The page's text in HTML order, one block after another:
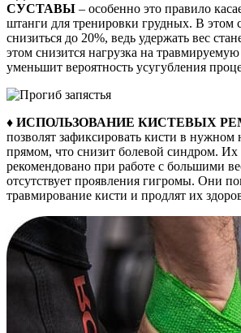
СУСТАВЫ – особенно это правило
штанги для тренировки грудных. В этом
снизиться до 20%, ведь удержать вес
этом снизится нагрузка на травмируемую
уменьшит вероятность усугубления
♦ ИСПОЛЬЗОВАНИЕ КИСТЕВЫХ
позволят зафиксировать кисти в нужном
прямом, что снизит болевой синдром. Их
рекомендовано при работе с большими
отсутствует проявления гигромы. Они
травмирование кисти и продлят их